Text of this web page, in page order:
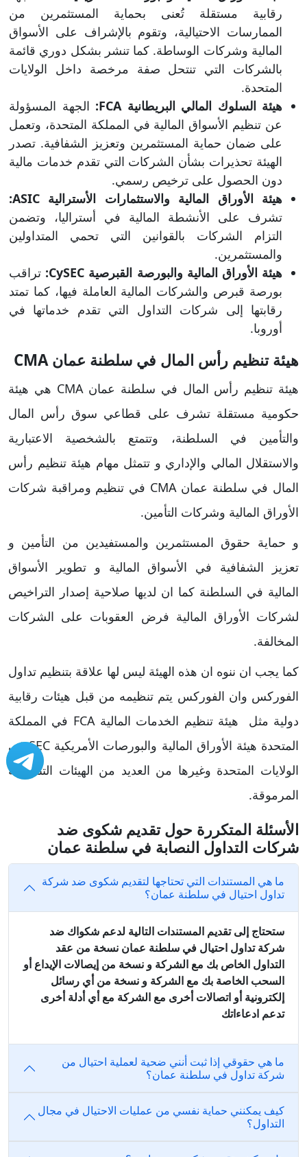
رقابية مستقلة تُعنى بحماية المستثمرين من
الممارسات الاحتيالية، وتقوم بالإشراف على الأسواق
المالية وشركات الوساطة. كما تنشر بشكل دوري قائمة
بالشركات التي تنتحل صفة مرخصة داخل الولايات
المتحدة.
هيئة السلوك المالي البريطانية FCA:
الجهة المسؤولة
عن تنظيم الأسواق المالية في المملكة المتحدة، وتعمل
على ضمان حماية المستثمرين وتعزيز الشفافية. تصدر
الهيئة تحذيرات بشأن الشركات التي تقدم خدمات مالية
دون الحصول على ترخيص رسمي.
هيئة الأوراق المالية والاستثمارات الأسترالية ASIC:
تشرف على الأنشطة المالية في أستراليا، وتضمن
التزام الشركات بالقوانين التي تحمي المتداولين
والمستثمرين.
هيئة الأوراق المالية والبورصة القبرصية CySEC:
تراقب
بورصة قبرص والشركات المالية العاملة فيها، كما تمتد
رقابتها إلى شركات التداول التي تقدم خدماتها في
أوروبا.
هيئة تنظيم رأس المال في سلطنة عمان CMA
هيئة تنظيم رأس المال في سلطنة عمان CMA هي هيئة
حكومية مستقلة تشرف على قطاعي سوق رأس المال
والتأمين في السلطنة، وتتمتع بالشخصية الاعتبارية
والاستقلال المالي والإداري و تتمثل مهام هيئة تنظيم رأس
المال في سلطنة عمان CMA في تنظيم ومراقبة شركات
الأوراق المالية وشركات التأمين.
و حماية حقوق المستثمرين والمستفيدين من التأمين و
تعزيز الشفافية في الأسواق المالية و تطوير الأسواق
المالية في السلطنة كما ان لديها صلاحية إصدار التراخيص
لشركات الأوراق المالية فرض العقوبات على الشركات
المخالفة.
كما يجب ان ننوه ان هذه الهيئة ليس لها علاقة بتنظيم تداول
الفوركس وان الفوركس يتم تنظيمه من قبل هيئات رقابية
دولية مثل هيئة تنظيم الخدمات المالية FCA في المملكة
المتحدة هيئة الأوراق المالية والبورصات الأمريكية SEC في
الولايات المتحدة وغيرها من العديد من الهيئات التنظيمية
المرموقة.
الأسئلة المتكررة حول تقديم شكوى ضد
شركات التداول النصابة في سلطنة عمان
ما هي المستندات التي تحتاجها لتقديم شكوى ضد شركة
تداول احتيال في سلطنة عمان؟
ستحتاج إلى تقديم المستندات التالية لدعم شكواك ضد
شركة تداول احتيال في سلطنة عمان نسخة من عقد
التداول الخاص بك مع الشركة و نسخة من إيصالات الإيداع أو
السحب الخاصة بك مع الشركة و نسخة من أي رسائل
إلكترونية أو اتصالات أخرى مع الشركة مع أي أدلة أخرى
تدعم ادعاءاتك
ما هي حقوقي إذا ثبت أنني ضحية لعملية احتيال من
شركة تداول في سلطنة عمان؟
كيف يمكنني حماية نفسي من عمليات الاحتيال في مجال
التداول؟